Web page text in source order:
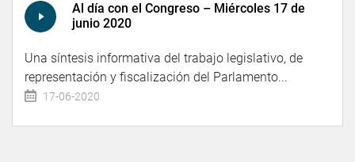
Al día con el Congreso – Miércoles 17 de
junio 2020
Una síntesis informativa del trabajo legislativo, de
representación y fiscalización del Parlamento...
17-06-2020